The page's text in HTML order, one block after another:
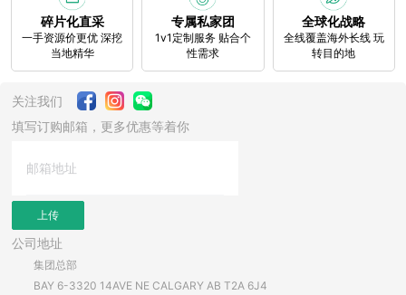
碎片化直采
一手资源价更优 深挖
当地精华
专属私家团
1v1定制服务 贴合个
性需求
全球化战略
全线覆盖海外长线 玩
转目的地
关注我们
填写订购邮箱，更多优惠等着你
上传
公司地址
集团总部
BAY 6-3320 14AVE NE CALGARY AB T2A 6J4